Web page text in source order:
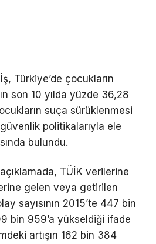
Türkiye’de çocukların
son 10 yılda yüzde 36,28
suça sürüklenmesi
politikalarıyla ele
bulundu.
TÜİK verilerine
gelen veya getirilen
sayısının 2015’te 447 bin
bin 959’a yükseldiği ifade
artışın 162 bin 384